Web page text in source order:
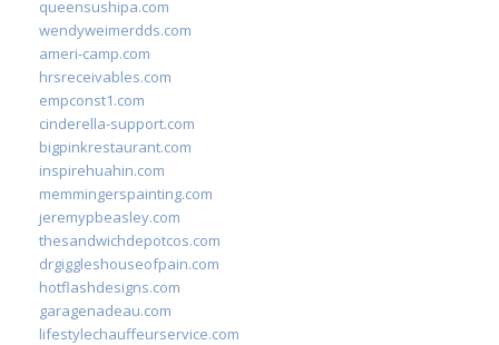
queensushipa.com
wendyweimerdds.com
ameri-camp.com
hrsreceivables.com
empconst1.com
cinderella-support.com
bigpinkrestaurant.com
inspirehuahin.com
memmingerspainting.com
jeremypbeasley.com
thesandwichdepotcos.com
drgiggleshouseofpain.com
hotflashdesigns.com
garagenadeau.com
lifestylechauffeurservice.com